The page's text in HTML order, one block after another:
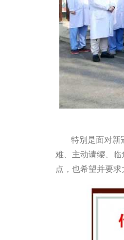
特别是面对新
难、主动请缨、
点，也希望并要